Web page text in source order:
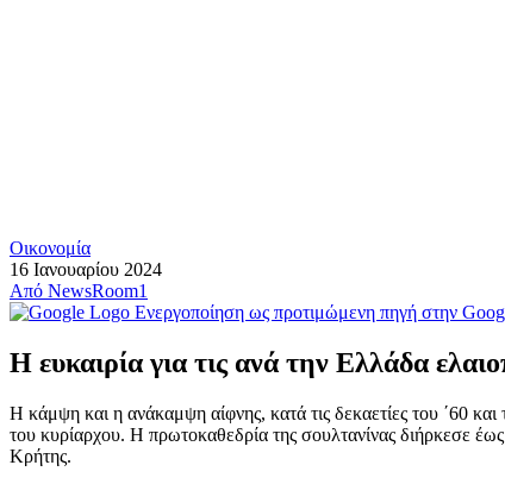
Οικονομία
16 Ιανουαρίου 2024
Από NewsRoom1
Ενεργοποίηση ως προτιμώμενη πηγή στην
Η ευκαιρία για τις ανά την Ελλάδα
Η κάμψη και η ανάκαμψη αίφνης, κατά τις δεκαετίες του ΄60 και
του κυρίαρχου. Η πρωτοκαθεδρία της σουλτανίνας διήρκεσε
Κρήτης.